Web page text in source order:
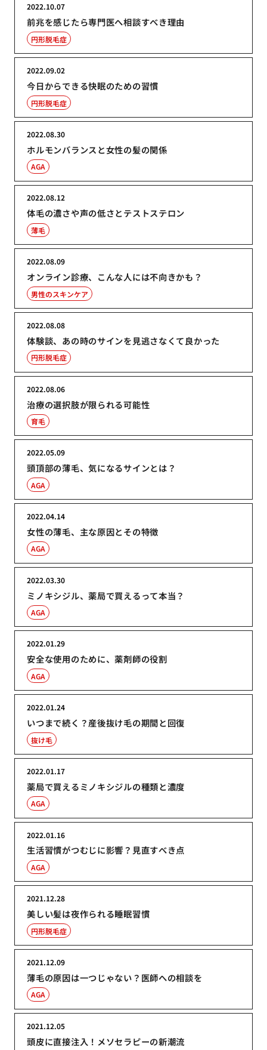
前兆を感じたら専門医へ相談すべき理由
2022.10.07
円形脱毛症
今日からできる快眠のための習慣
2022.09.02
円形脱毛症
ホルモンバランスと女性の髪の関係
2022.08.30
AGA
体毛の濃さや声の低さとテストステロン
2022.08.12
薄毛
オンライン診療、こんな人には不向きかも？
2022.08.09
男性のスキンケア
体験談、あの時のサインを見逃さなくて良かった
2022.08.08
円形脱毛症
治療の選択肢が限られる可能性
2022.08.06
育毛
頭頂部の薄毛、気になるサインとは？
2022.05.09
AGA
女性の薄毛、主な原因とその特徴
2022.04.14
AGA
ミノキシジル、薬局で買えるって本当？
2022.03.30
AGA
安全な使用のために、薬剤師の役割
2022.01.29
AGA
いつまで続く？産後抜け毛の期間と回復
2022.01.24
抜け毛
薬局で買えるミノキシジルの種類と濃度
2022.01.17
AGA
生活習慣がつむじに影響？見直すべき点
2022.01.16
AGA
美しい髪は夜作られる睡眠習慣
2021.12.28
円形脱毛症
薄毛の原因は一つじゃない？医師への相談を
2021.12.09
AGA
頭皮に直接注入！メソセラピーの新潮流
2021.12.05